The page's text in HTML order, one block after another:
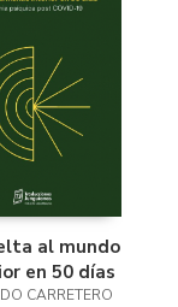
al mundo
en 50 días
CARRETERO